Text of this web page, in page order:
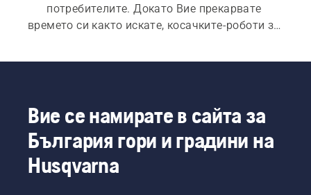
потребителите. Докато Вие прекарвате
времето си както искате, косачките-роботи за
вършат тежката работа с несравнима
готова за свързване към Вашия смартфон и
интегриране в системата за интелигентен
дом. Гласовият контрол Ви позволява да
здрава и добре поддържана с една команда.
Вие се намирате в сайта за
България гори и градини на
Husqvarna